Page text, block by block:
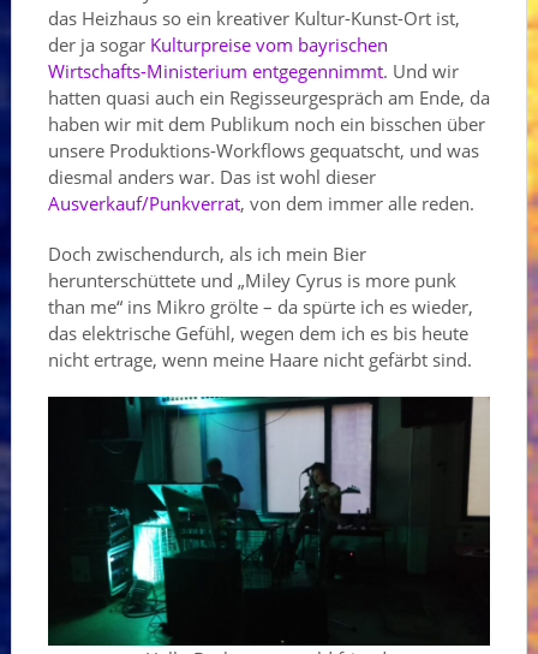
das Heizhaus so ein kreativer Kultur-Kunst-Ort ist,
der ja sogar Kulturpreise vom bayrischen
Wirtschafts-Ministerium entgegennimmt. Und wir
hatten quasi auch ein Regisseurgespräch am Ende, da
haben wir mit dem Publikum noch ein bisschen über
unsere Produktions-Workflows gequatscht, und was
diesmal anders war. Das ist wohl dieser
Ausverkauf/Punkverrat, von dem immer alle reden.
Doch zwischendurch, als ich mein Bier
herunterschüttete und „Miley Cyrus is more punk
than me“ ins Mikro grölte – da spürte ich es wieder,
das elektrische Gefühl, wegen dem ich es bis heute
nicht ertrage, wenn meine Haare nicht gefärbt sind.